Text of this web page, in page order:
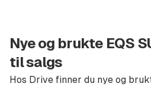
Nye og brukte EQS
til salgs
Hos Drive finner du nye og